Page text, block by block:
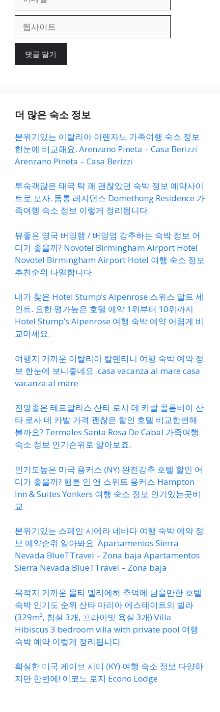
일
이
더 많은 숙소 정보
분위기있는 이탈리아 아렌자노 가족여행 숙소 정보
한눈에 비교해요. Arenzano Pineta – Casa Berizzi
Arenzano Pineta – Casa Berizzi
투숙객많은 태국 탁 꽤 괜찮았던 숙박 정보 예약사이
트로 보자. 돔통 레지던스 Domethong Residence 가
족여행 숙소 정보 이렇게 정리됩니다.
뷰좋은 영국 버밍햄 / 버밍엄 강추하는 숙박 정보 어
디가 좋을까? Novotel Birmingham Airport Hotel
Novotel Birmingham Airport Hotel 여행 숙소 정보
추천순위 나열합니다.
내가 찾은 Hotel Stump’s Alpenrose 스위스 알트 세
인트. 요한 평가높은 호텔 예약 1위부터 10위까지
Hotel Stump’s Alpenrose 여행 숙박 예약 어렵게 비
교마세요.
여행지 가까운 이탈리아 칼렌티니 여행 숙박 예약 정
보 한눈에 보니좋네요. casa vacanza al mare casa
vacanza al mare
전망좋은 테르말리스 산타 로사 데 카발 콜롬비아 산
타 로사 데 카발 가격 괜찮은 할인 호텔 비교한번해
볼까요? Termales Santa Rosa De Cabal 가족여행
숙소 정보 인기순위로 알아보죠.
인기도높은 미국 용커스 (NY) 완전강추 호텔 할인 어
디가 좋을까? 햄튼 인 앤 스위트 용커스 Hampton
Inn & Suites Yonkers 여행 숙소 정보 인기있는곳비
교
분위기있는 스페인 시에라 네바다 여행 숙박 예약 정
보 예약순위 알아봐요. Apartamentos Sierra
Nevada BlueTTravel – Zona baja Apartamentos
Sierra Nevada BlueTTravel – Zona baja
목적지 가까운 몰타 멜리에하 추억에 남을만한 호텔
숙박 인기도 순위 산타 마리아 에스테이트의 빌라
(329m², 침실 3개, 프라이빗 욕실 3개) Villa
Hibiscus 3 bedroom villa with private pool 여행
숙박 예약 이렇게 정리됩니다.
확실한 미국 케이브 시티 (KY) 여행 숙소 정보 다양하
지만 한번에! 이코노 로지 Econo Lodge